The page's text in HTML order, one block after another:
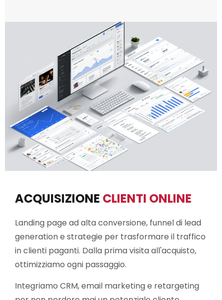
ACQUISIZIONE CLIENTI ONLINE
Landing page ad alta conversione, funnel di lead
generation e strategie per trasformare il traffico
in clienti paganti. Dalla prima visita all'acquisto,
ottimizziamo ogni passaggio.
Integriamo CRM, email marketing e retargeting